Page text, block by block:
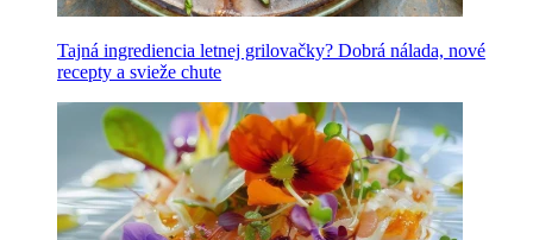
Tajná ingrediencia letnej grilovačky? Dobrá nálada, nové
recepty a svieže chute